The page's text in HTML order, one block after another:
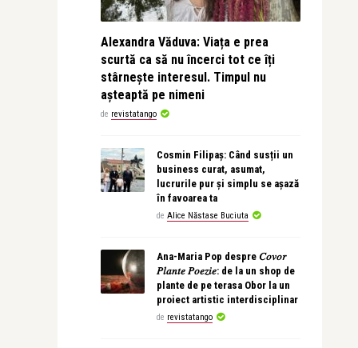
Alexandra Văduva: Viața e prea
scurtă ca să nu încerci tot ce îți
stârnește interesul. Timpul nu
așteaptă pe nimeni
de revistatango
Cosmin Filipaș: Când susții un
business curat, asumat,
lucrurile pur și simplu se așază
în favoarea ta
de Alice Năstase Buciuta
Ana-Maria Pop despre 𝐶𝑜𝑣𝑜𝑟
𝑃𝑙𝑎𝑛𝑡𝑒 𝑃𝑜𝑒𝑧𝑖𝑒: de la un shop de
plante de pe terasa Obor la un
proiect artistic interdisciplinar
de revistatango